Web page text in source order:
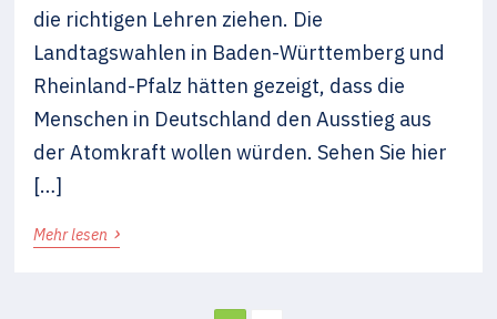
die richtigen Lehren ziehen. Die
Landtagswahlen in Baden-Württemberg und
Rheinland-Pfalz hätten gezeigt, dass die
Menschen in Deutschland den Ausstieg aus
der Atomkraft wollen würden. Sehen Sie hier
[…]
Mehr lesen ›